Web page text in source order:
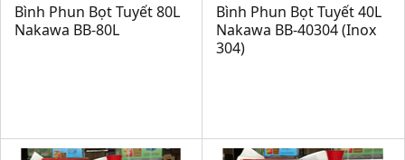
Bình Phun Bọt Tuyết 80L
Nakawa BB-80L
Bình Phun Bọt Tuyết 40L
Nakawa BB-40304 (Inox
304)